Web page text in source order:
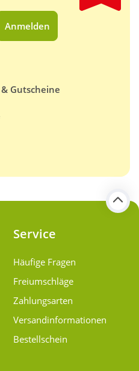
Anmelden
Gutscheine
Service
Häufige Fragen
Freiumschläge
Zahlungsarten
Versand­informationen
Bestellschein